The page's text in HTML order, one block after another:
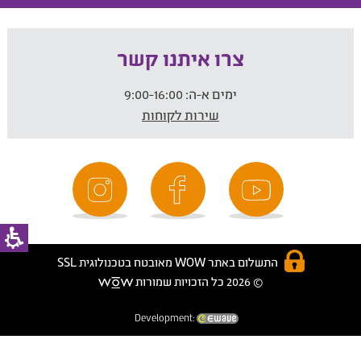
צרו איתנו קשר
ימים א-ה:
שירות לקוחות
התשלום באתר WOW מאובטח בטכנולוגית SSL
© 2026 כל הזכויות שמורות
Development: